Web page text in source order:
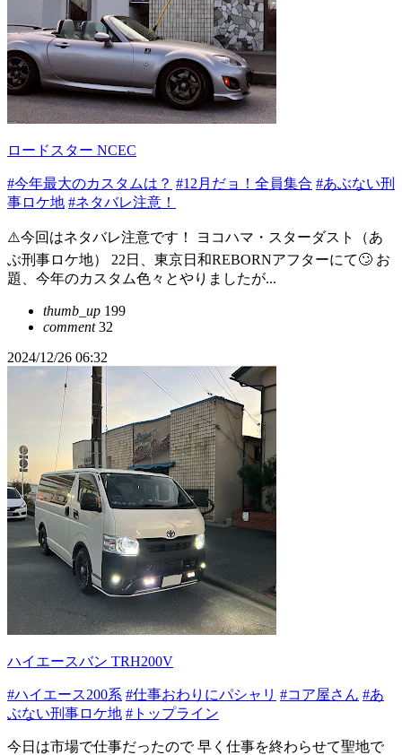
ロードスター NCEC
#今年最大のカスタムは？ #12月だョ！全員集合 #あぶない刑
事ロケ地 #ネタバレ注意！
⚠️今回はネタバレ注意です！ ヨコハマ・スターダスト（あ
ぶ刑事ロケ地） 22日、東京日和REBORNアフターにて🙄 お
題、今年のカスタム色々とやりましたが...
thumb_up 199
comment32
2024/12/26 06:32
ハイエースバン TRH200V
#ハイエース200系 #仕事おわりにパシャリ #コア屋さん #あ
ぶない刑事ロケ地 #トップライン
今日は市場で仕事だったので 早く仕事を終わらせて聖地で